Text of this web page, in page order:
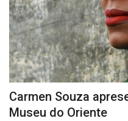
Carmen Souza
Museu do Oriente